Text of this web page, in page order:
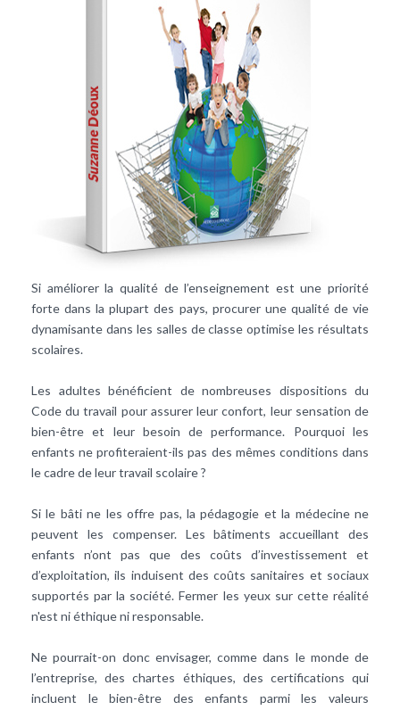
Si améliorer la qualité de l’enseignement est une priorité
forte dans la plupart des pays, procurer une qualité de vie
dynamisante dans les salles de classe optimise les résultats
scolaires.
Les adultes bénéficient de nombreuses dispositions du
Code du travail pour assurer leur confort, leur sensation de
bien-être et leur besoin de performance. Pourquoi les
enfants ne profiteraient-ils pas des mêmes conditions dans
le cadre de leur travail scolaire ?
Si le bâti ne les offre pas, la pédagogie et la médecine ne
peuvent les compenser. Les bâtiments accueillant des
enfants n’ont pas que des coûts d’investissement et
d’exploitation, ils induisent des coûts sanitaires et sociaux
supportés par la société. Fermer les yeux sur cette réalité
n'est ni éthique ni responsable.
Ne pourrait-on donc envisager, comme dans le monde de
l’entreprise, des chartes éthiques, des certifications qui
incluent le bien-être des enfants parmi les valeurs